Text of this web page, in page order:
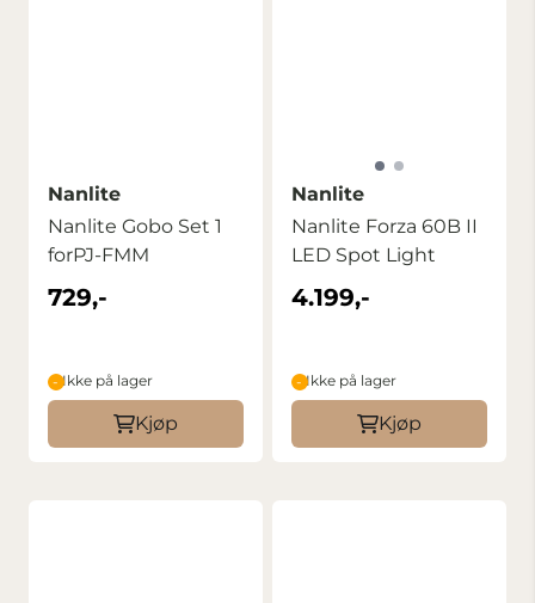
Nanlite
Nanlite Gobo Set 1
forPJ-FMM
729,-
Ikke på lager
Kjøp
Nanlite
Nanlite Forza 60B II
LED Spot Light
4.199,-
Ikke på lager
Kjøp